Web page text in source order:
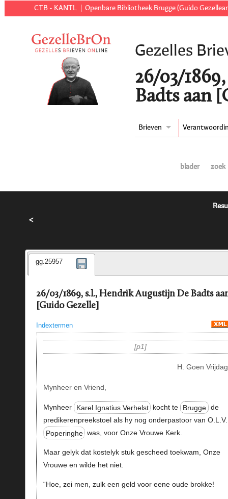
CTB - KANTL Openbare Bibliotheek Brugge (Guido
Gezelles
26/03/
Badts aan
Brieven
blader zoek
<
gg.25957
26/03/1869, s.l., Hendrik Augustijn De Badts
[Guido Gezelle]
Indextermen
p1
H. Goen
Mynheer en Vriend,
Mynheer Karel Ignatius Verhelst kocht te Brugge de
predikerenpreekstoel als hy nog onderpastoor van
Poperinghe was, voor Onze Vrouwe Kerk.
Maar gelyk dat kostelyk stuk gescheed toekwam, Onze
Vrouwe en wilde het niet.
“Hoe, zei men, zulk een geld voor eene oude brokke!